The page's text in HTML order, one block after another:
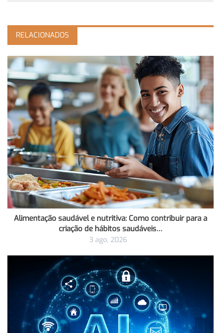
RELACIONADOS
Alimentação saudável e nutritiva: Como contribuir para a
criação de hábitos saudáveis…
3 ago, 2026